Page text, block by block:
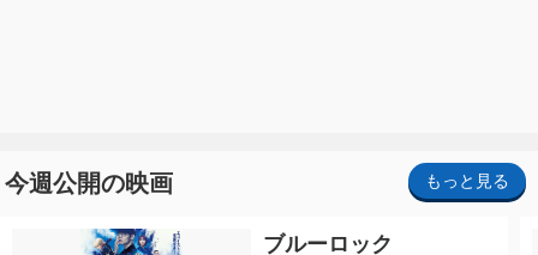
今週公開の映画 もっと見る
ブルーロック